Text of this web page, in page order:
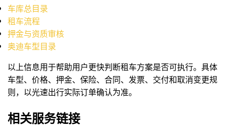
车库总目录
租车流程
押金与资质审核
奥迪车型目录
以上信息用于帮助用户更快判断租车方案是否可执行。具体
车型、价格、押金、保险、合同、发票、交付和取消变更规
则，以光速出行实际订单确认为准。
相关服务链接